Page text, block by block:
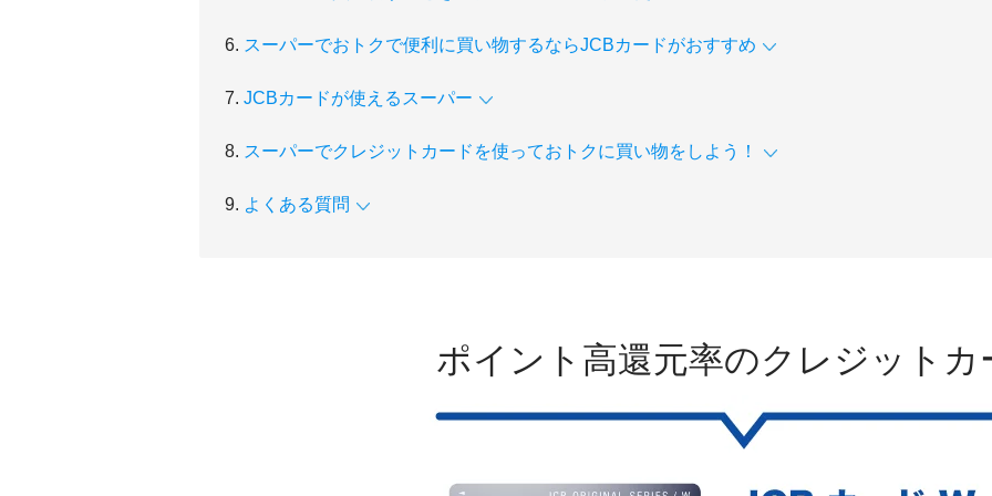
スーパーでおトクで便利に買い物するならJCBカードがおすすめ
JCBカードが使えるスーパー
スーパーでクレジットカードを使っておトクに買い物をしよう！
よくある質問
ポイント高還元率のクレジットカ